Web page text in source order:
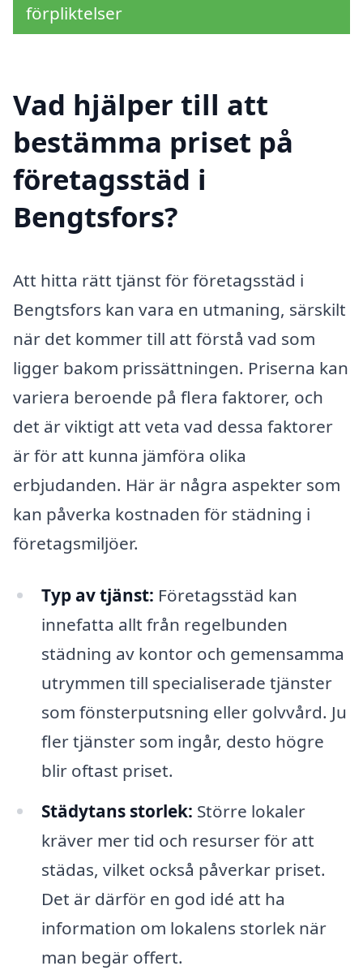
förpliktelser
Vad hjälper till att
bestämma priset på
företagsstäd i
Bengtsfors?
Att hitta rätt tjänst för företagsstäd i
Bengtsfors kan vara en utmaning, särskilt
när det kommer till att förstå vad som
ligger bakom prissättningen. Priserna kan
variera beroende på flera faktorer, och
det är viktigt att veta vad dessa faktorer
är för att kunna jämföra olika
erbjudanden. Här är några aspekter som
kan påverka kostnaden för städning i
företagsmiljöer.
Typ av tjänst: Företagsstäd kan
innefatta allt från regelbunden
städning av kontor och gemensamma
utrymmen till specialiserade tjänster
som fönsterputsning eller golvvård. Ju
fler tjänster som ingår, desto högre
blir oftast priset.
Städytans storlek: Större lokaler
kräver mer tid och resurser för att
städas, vilket också påverkar priset.
Det är därför en god idé att ha
information om lokalens storlek när
man begär offert.